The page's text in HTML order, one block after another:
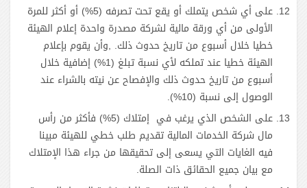
على أي شخص يتملك أو يقع تحت تصرفه (5%) أو أكثر للمرة
الأولى من أي ورقة مالية لشركة مصدرة واحدة إعلام الهيئة
خطيا خلال أسبوع من تاريخ حدوث ذلك. ,وأن يقوم بإعلام
الهيئة خطيا عند تملكه لأي نسبة تبلغ (1%) إضافية خلال
أسبوع من تاريخ حدوث ذلك والإفصاح عن نيته بالشراء عند
الوصول إلى نسبة (10%).
على الشخص الذي يرغب في إمتلاك (5%) فأكثر من رأس
مال شركة الخدمات المالية تقديم طلب خطي للهيئة مبينا
فيه الغايات التي يسعى إلى تحقيقها من جراء هذا الإمتلاك
مع بيان جميع الحقائق ذات الصلة.